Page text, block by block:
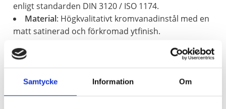
Samtycke Information Om
enligt standarden DIN 3120 / ISO 1174.
Material: Högkvalitativt kromvanadinstål med en
matt satinerad och förkromad ytfinish.
med spärrskaft eller handtag (får inte användas med
slående mutterdragare).
Förvaring
: Hylsorna levereras monterade på en
praktiskklämlist i metall.